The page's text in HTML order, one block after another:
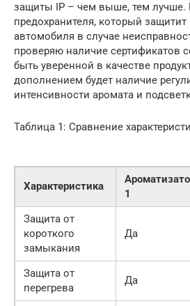
защиты IP – чем выше, тем лучше.
предохранителя, который защитит
автомобиля в случае
проверяю наличие сертификатов
быть уверенной в качестве
дополнением будет наличие
интенсивности аромата и
Таблица 1: Сравнение
Характеристика
1
Защита от
короткого
замыкания
Да
Защита от
перегрева
Да